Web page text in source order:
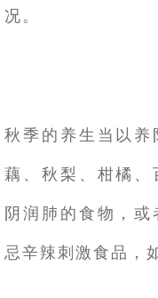
况。
秋季的养生当以
藕、秋梨、柑橘
阴润肺的食物，或
忌辛辣刺激食品，